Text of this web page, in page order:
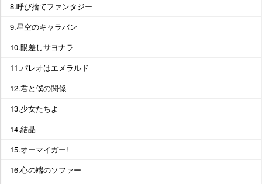
8.呼び捨てファンタジー
9.星空のキャラバン
10.眼差しサヨナラ
11.パレオはエメラルド
12.君と僕の関係
13.少女たちよ
14.結晶
15.オーマイガー!
16.心の端のソファー